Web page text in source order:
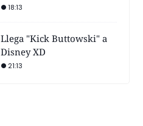
18:13
Llega "Kick Buttowski" a
Disney XD
21:13